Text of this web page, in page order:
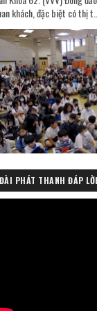
khách, đặc biệt có thị t...
PHÁT THANH ĐÁP